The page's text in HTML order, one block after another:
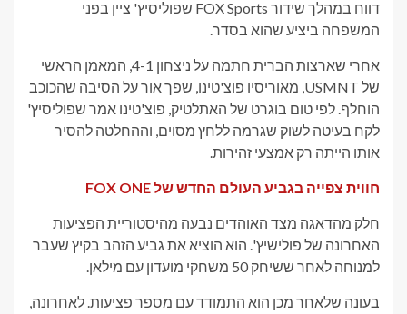
דווח במהלך שידור FOX Sports שפוליסיץ' ציין בפני
המשפחה ביציע שהוא בסדר.
אחרי שארצות הברית חתמה על ניצחון 4-1, המאמן הראשי
של USMNT, מאוריסיו פוצ'טינו, שפך אור על הסיבה שהכוכב
הוחלף. לפי טום בוגרט של האתלטיק, פוצ'טינו אמר שפוליסיץ'
לקח בעיטה לשוק שגרמה ללחץ מסוים, וההחלטה להסיר
אותו הייתה רק אמצעי זהירות.
חווית צפייה בגביע העולם החדש של FOX ONE
חלק מהדאגה מצד האוהדים נבעה מהיסטוריית הפציעות
האחרונה של פולישיץ'. הוא הוציא את גביע הזהב בקיץ שעבר
למנוחה לאחר ששיחק 50 משחקי מועדון עם מילאן.
בעונה שלאחר מכן הוא התמודד עם מספר פציעות. לאחרונה,